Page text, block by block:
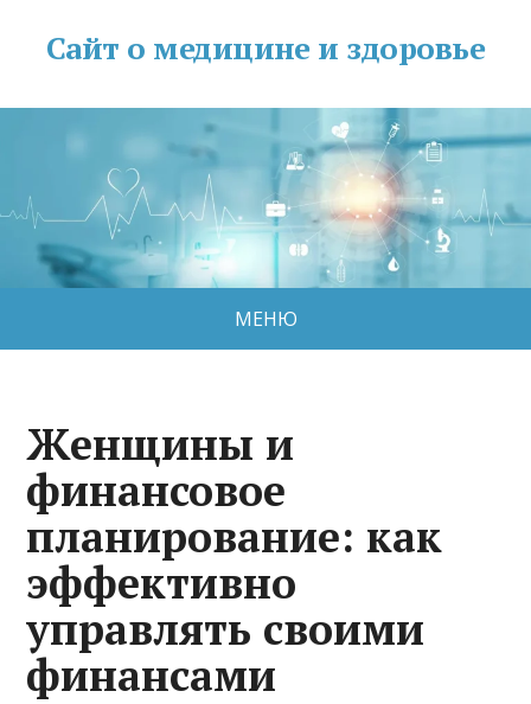
Сайт о медицине и здоровье
МЕНЮ
Женщины и
финансовое
планирование: как
эффективно
управлять своими
финансами